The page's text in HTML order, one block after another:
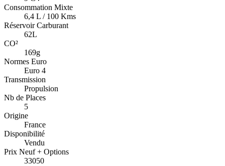
Consommation Mixte
6,4 L / 100 Kms
Réservoir Carburant
62L
CO²
169g
Normes Euro
Euro 4
Transmission
Propulsion
Nb de Places
5
Origine
France
Disponibilité
Vendu
Prix Neuf + Options
33050